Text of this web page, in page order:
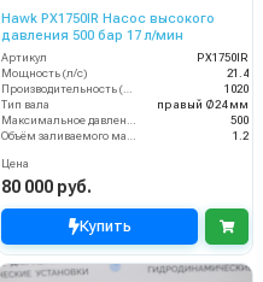
Hawk PX1750IR Насос высокого
давления 500 бар 17 л/мин
Артикул
PX1750IR
Мощность (л/с)
21.4
1020
Тип вала
правый Ø24 мм
500
1.2
Цена
80 000 руб.
Купить